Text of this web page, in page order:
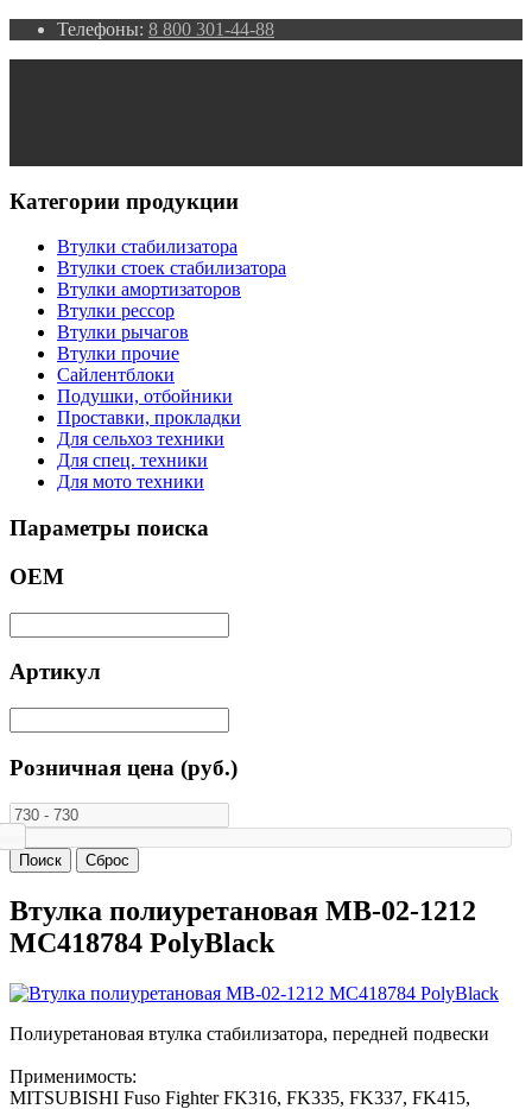
Телефоны: 8 800 301-44-88
Категории продукции
Втулки стабилизатора
Втулки стоек стабилизатора
Втулки амортизаторов
Втулки рессор
Втулки рычагов
Втулки прочие
Сайлентблоки
Подушки, отбойники
Проставки, прокладки
Для сельхоз техники
Для спец. техники
Для мото техники
Параметры поиска
ОЕМ
Артикул
Розничная цена (руб.)
Втулка полиуретановая MB-02-1212
MC418784 PolyBlack
Полиуретановая втулка стабилизатора, передней подвески
Применимость:
MITSUBISHI Fuso Fighter FK316, FK335, FK337, FK415,